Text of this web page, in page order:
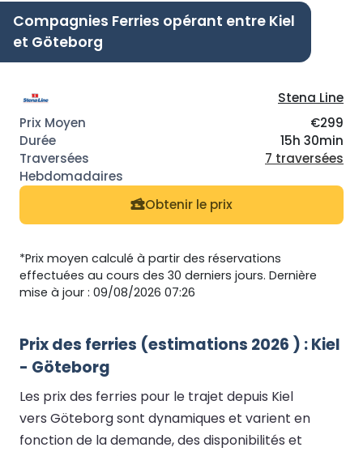
Compagnies Ferries opérant entre Kiel
et Göteborg
Stena Line
€299
15h 30min
7 traversées
Obtenir le prix
*Prix moyen calculé à partir des réservations
effectuées au cours des 30 derniers jours. Dernière
mise à jour : 09/08/2026 07:26
Prix des ferries (estimations 2026 ) : Kiel
- Göteborg
Les prix des ferries pour le trajet depuis Kiel
vers Göteborg sont dynamiques et varient en
fonction de la demande, des disponibilités et